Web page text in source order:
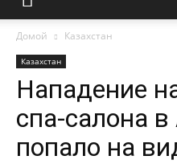
Домой Казахстан
Казахстан
Нападение
спа-салона
попало на